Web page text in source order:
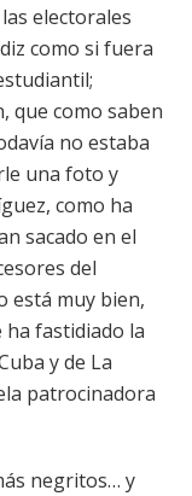
electorales
como si fuera
que como saben
no estaba
una foto y
como ha
sacado en el
del
está muy bien,
ha fastidiado la
y de La
patrocinadora
negritos… y